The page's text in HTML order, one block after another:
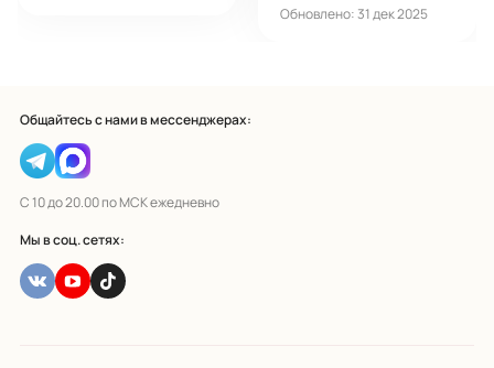
Обновлено: 31 дек 2025
Общайтесь с нами в мессенджерах:
С 10 до 20.00 по МСК ежедневно
Мы в соц. сетях: